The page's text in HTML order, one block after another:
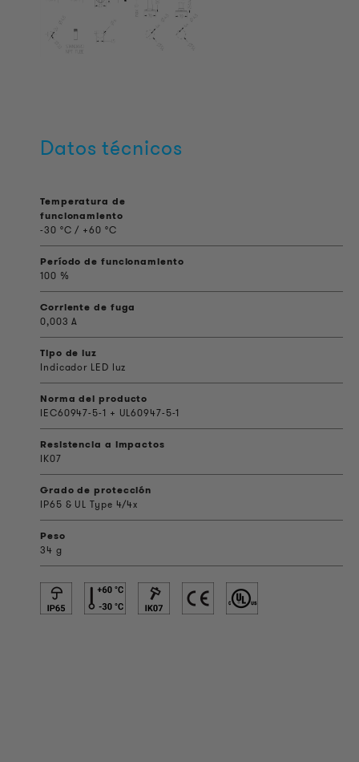
Datos técnicos
Temperatura de
funcionamiento
-30 °C / +60 °C
Período de funcionamiento
100 %
Corriente de fuga
0,003 A
Tipo de luz
Indicador LED luz
Norma del producto
IEC60947-5-1 + UL60947-5-1
Resistencia a impactos
IK07
Grado de protección
IP65 & UL Type 4/4x
Peso
34 g